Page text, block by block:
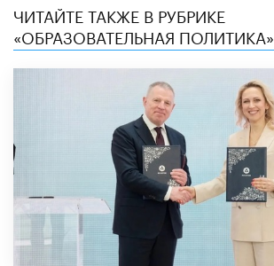
ЧИТАЙТЕ ТАКЖЕ В РУБРИКЕ
«ОБРАЗОВАТЕЛЬНАЯ ПОЛИТИКА»